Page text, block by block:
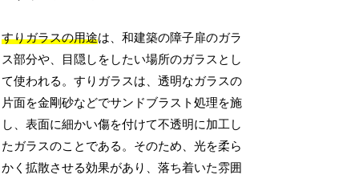
すりガラスの用途は、和建築の障子扉のガラ
ス部分や、目隠しをしたい場所のガラスとし
て使われる。すりガラスは、透明なガラスの
片面を金剛砂などでサンドブラスト処理を施
し、表面に細かい傷を付けて不透明に加工し
たガラスのことである。そのため、光を柔ら
かく拡散させる効果があり、落ち着いた雰囲